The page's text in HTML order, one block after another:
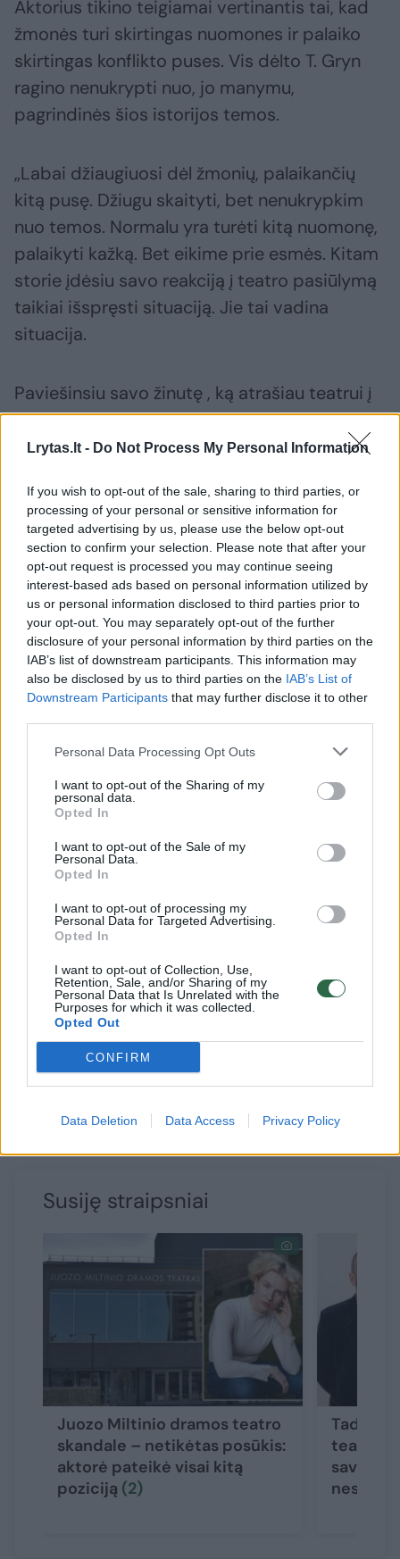
Lrytas.lt - Do Not Process My Personal Information
If you wish to opt-out of the sale, sharing to third parties, or
processing of your personal or sensitive information for
targeted advertising by us, please use the below opt-out
section to confirm your selection. Please note that after your
opt-out request is processed you may continue seeing
interest-based ads based on personal information utilized by
us or personal information disclosed to third parties prior to
your opt-out. You may separately opt-out of the further
disclosure of your personal information by third parties on the
IAB’s list of downstream participants. This information may
also be disclosed by us to third parties on the IAB’s List of
Downstream Participants that may further disclose it to other
Personal Data Processing Opt Outs
I want to opt-out of the Sharing of my
personal data.
Opted In
I want to opt-out of the Sale of my
Personal Data.
Opted In
I want to opt-out of processing my
Personal Data for Targeted Advertising.
Opted In
I want to opt-out of Collection, Use,
Retention, Sale, and/or Sharing of my
Personal Data that Is Unrelated with the
Purposes for which it was collected.
Opted Out
CONFIRM
Data Deletion Data Access Privacy Policy
Aktorius tikino teigiamai vertinantis tai, kad
žmonės turi skirtingas nuomones ir palaiko
skirtingas konflikto puses. Vis dėlto T. Gryn
ragino nenukrypti nuo, jo manymu,
pagrindinės šios istorijos temos.
„Labai džiaugiuosi dėl žmonių, palaikančių
kitą pusę. Džiugu skaityti, bet nenukrypkim
nuo temos. Normalu yra turėti kitą nuomonę,
palaikyti kažką. Bet eikime prie esmės. Kitam
storie įdėsiu savo reakciją į teatro pasiūlymą
taikiai išspręsti situaciją. Jie tai vadina
situacija.
Paviešinsiu savo žinutę , ką atrašiau teatrui į
atšaukimą, ką aš manau. Ir jūs pamatysite,
kam iš tiesų rūpėjo spektaklis ir trupė. O kam
Tadas Gryn pirmą kartą atvirai – apie
meilę Jazzu, blogiukų vaidmenis ir
vestuves
Netrukus aktorius paviešino ir žinutės ekrano
nuotrauką. Kaip teigė pats T. Gryn, ją jis
parašė dar prieš priimant galutinį sprendimą
Žinutėje aktorius kreipėsi į teatro meno
vadovą, režisierių bei aktorių Paulių Pinigį, ir
neslėpė nepasitenkinimo tuo, kaip, jo
situacija.
Susiję straipsniai
Juozo Miltinio dramos teatro
skandale – netikėtas posūkis:
aktorė pateikė visai kitą
poziciją (2)
Tadas
teatro
savo